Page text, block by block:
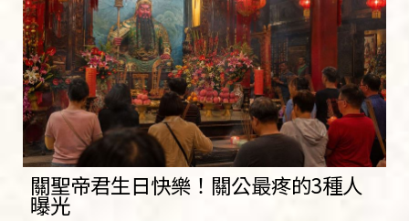
關聖帝君生日快樂！關公最疼的3種人
曝光